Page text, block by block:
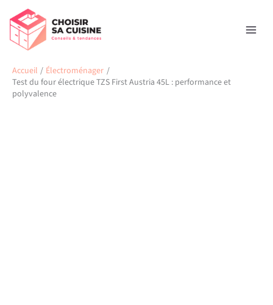
contenu
Accueil
Électroménager
Test du four électrique TZS First Austria 45L : performance et
polyvalence
Rechercher